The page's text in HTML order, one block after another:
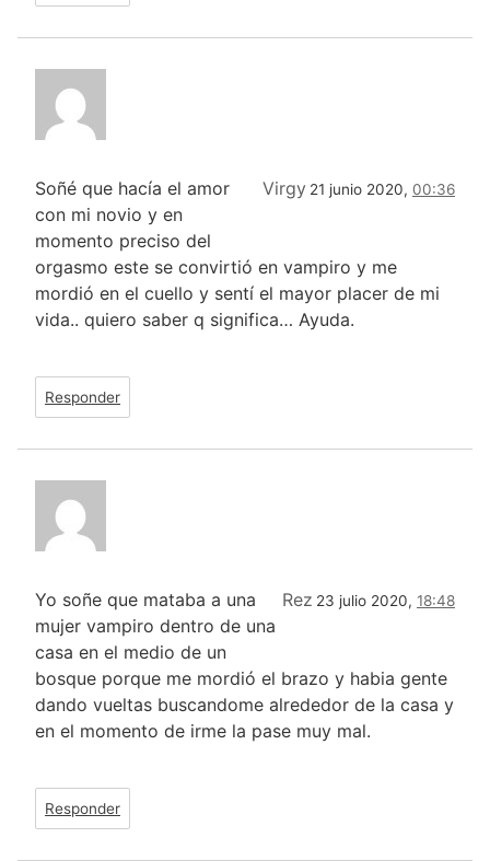
Virgy 21 junio 2020, 00:36
Soñé que hacía el amor
con mi novio y en
momento preciso del
orgasmo este se convirtió en vampiro y me
mordió en el cuello y sentí el mayor placer de mi
vida.. quiero saber q significa… Ayuda.
Responder
Rez 23 julio 2020, 18:48
Yo soñe que mataba a una
mujer vampiro dentro de una
casa en el medio de un
bosque porque me mordió el brazo y habia gente
dando vueltas buscandome alrededor de la casa y
en el momento de irme la pase muy mal.
Responder